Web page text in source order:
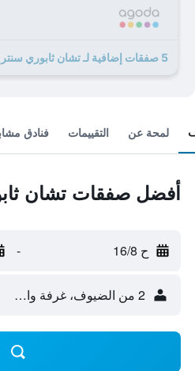
5 صفقات إضافية لـ تشان ثابوري سنتر هوتل
لمحة عن التقييمات فنادق
أفضل صفقات تشان
ح 16/8 -
2 من الضيوف، غرفة واحدة